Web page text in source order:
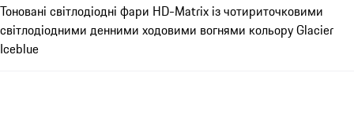
Тоновані світлодіодні фари HD-Matrix із чотириточковими
світлодіодними денними ходовими вогнями кольору Glacier
Iceblue